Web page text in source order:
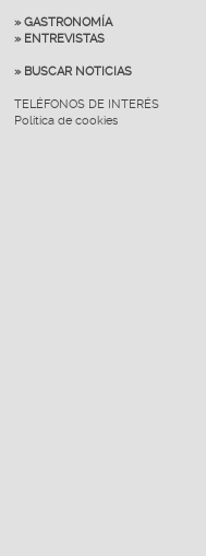
» GASTRONOMÍA
» ENTREVISTAS
» BUSCAR NOTICIAS
TELÉFONOS DE INTERÉS
Política de cookies